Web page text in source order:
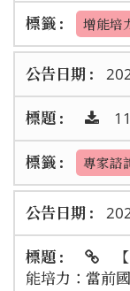
增能培
專家諮
能培力：當前